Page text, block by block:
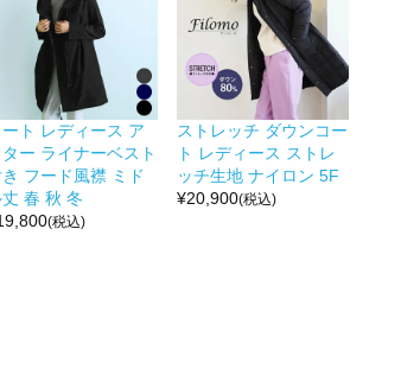
ト レディース ア
ー ライナーベスト
フード風襟 ミド
春 秋 冬
(税込)
ストレッチ ダウンコー
ト レディース ストレ
ッチ生地 ナイロン 5F
¥20,900(税込)